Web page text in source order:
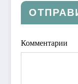
Комментарии